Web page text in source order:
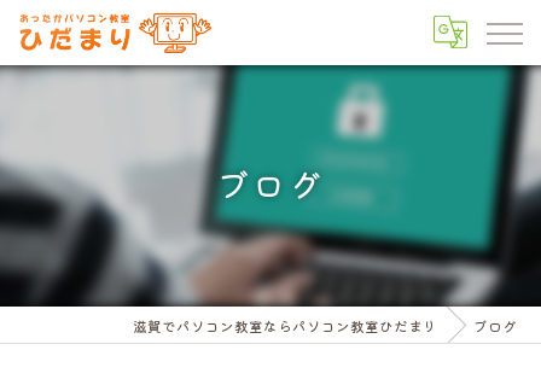
ブログ
滋賀でパソコン教室ならパソコン教室ひだまり ブログ